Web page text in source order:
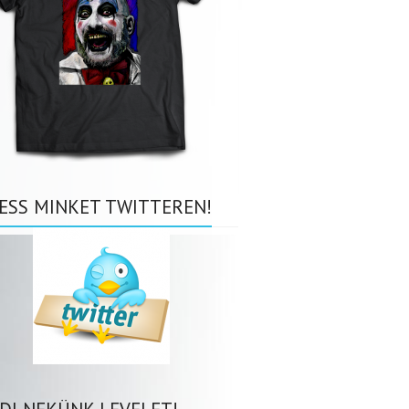
MINKET TWITTEREN!